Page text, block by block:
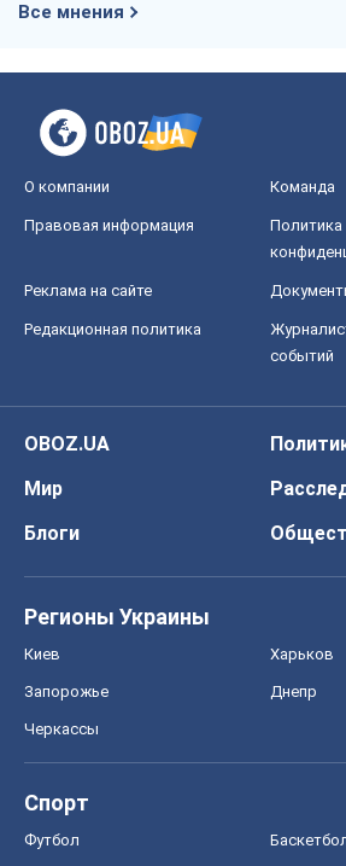
Все мнения
О компании Команда
Правовая информация
Политика
Реклама на сайте
Редакционная политика
событий
OBOZ.UA
Мир
Блоги
Регионы Украины
Киев Харьков
Запорожье Днепр
Черкассы
Спорт
Футбол